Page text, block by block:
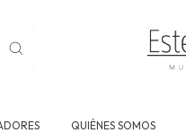
QUIÉNES SOMOS